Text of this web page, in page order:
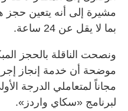
مشيرة إلى أنه يتعين حجز
بما لا يقل عن 24 ساعة.
ونصحت الناقلة بالحجز
موضحة أن خدمة إنجاز
مجاناً لمتعاملي الدرجة
لبرنامج «سكاي واردز».